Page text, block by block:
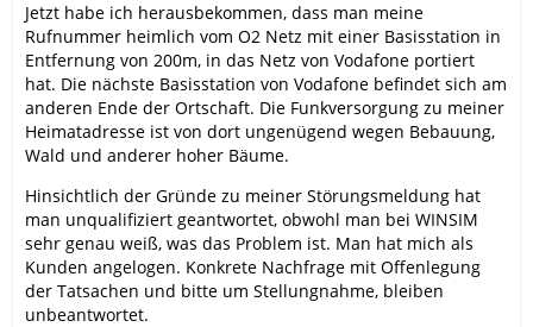
Jetzt habe ich herausbekommen, dass man meine
Rufnummer heimlich vom O2 Netz mit einer Basisstation in
Entfernung von 200m, in das Netz von Vodafone portiert
hat. Die nächste Basisstation von Vodafone befindet sich am
anderen Ende der Ortschaft. Die Funkversorgung zu meiner
Heimatadresse ist von dort ungenügend wegen Bebauung,
Wald und anderer hoher Bäume.
Hinsichtlich der Gründe zu meiner Störungsmeldung hat
man unqualifiziert geantwortet, obwohl man bei WINSIM
sehr genau weiß, was das Problem ist. Man hat mich als
Kunden angelogen. Konkrete Nachfrage mit Offenlegung
der Tatsachen und bitte um Stellungnahme, bleiben
unbeantwortet.